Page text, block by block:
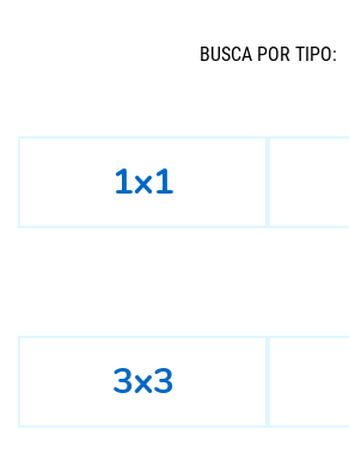
BUSCÁ POR TIPO:
1x1
3x3